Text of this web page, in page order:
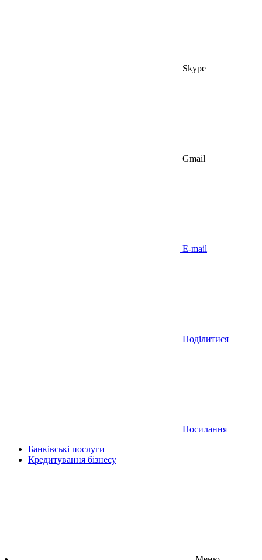
Skype
Gmail
E-mail
Поділитися
Посилання
Банківські послуги
Кредитування бізнесу